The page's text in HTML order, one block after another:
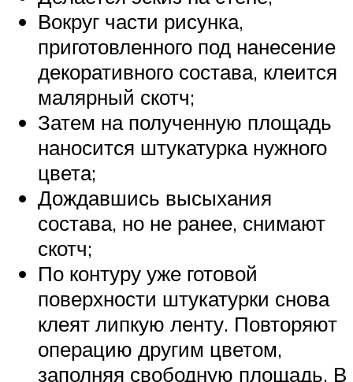
Вокруг части рисунка,
приготовленного под нанесение
декоративного состава, клеится
малярный скотч;
Затем на полученную площадь
наносится штукатурка нужного
цвета;
Дождавшись высыхания
состава, но не ранее, снимают
скотч;
По контуру уже готовой
поверхности штукатурки снова
клеят липкую ленту. Повторяют
операцию другим цветом,
заполняя свободную площадь. В